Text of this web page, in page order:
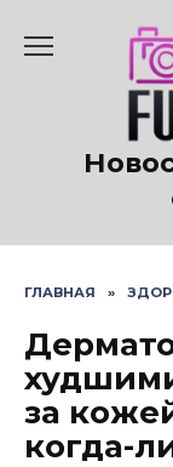
содержанию
ГЛАВНАЯ »
за
когда-